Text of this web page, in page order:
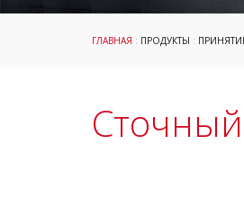
ГЛАВНАЯ : ПРОДУКТЫ :